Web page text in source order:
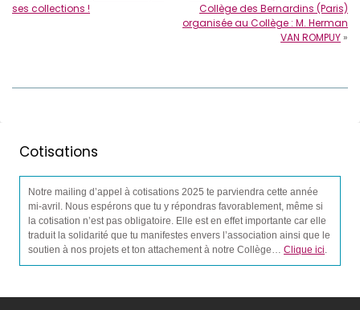
ses collections !
Collège des Bernardins (Paris)
organisée au Collège : M. Herman
VAN ROMPUY »
Cotisations
Notre mailing d’appel à cotisations 2025 te parviendra cette année
mi-avril. Nous espérons que tu y répondras favorablement, même si
la cotisation n’est pas obligatoire. Elle est en effet importante car elle
traduit la solidarité que tu manifestes envers l’association ainsi que le
soutien à nos projets et ton attachement à notre Collège… Clique ici.